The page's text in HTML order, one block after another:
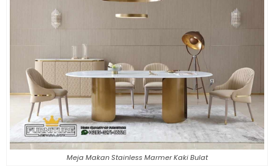
Meja Makan Stainless Marmer Kaki Bulat